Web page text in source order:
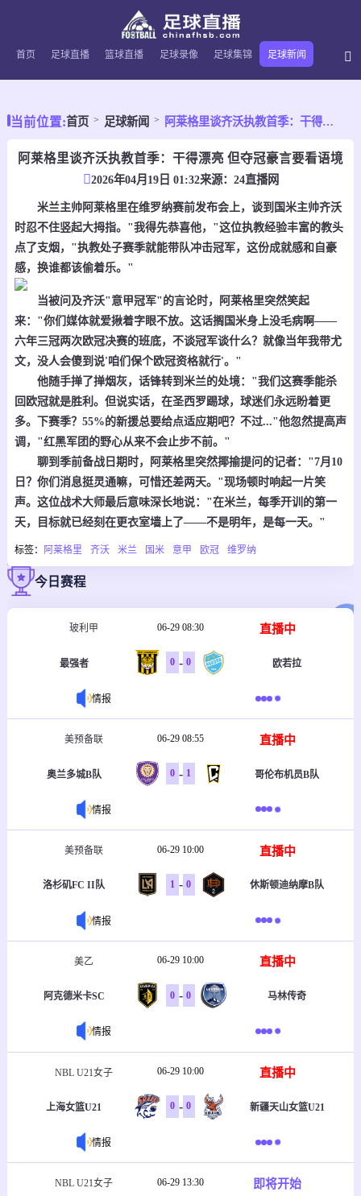
首页 足球直播 篮球直播 足球录像 足球集锦 足球新闻
当前位置:首页 足球新闻 阿莱格里谈齐沃执教首季：干得漂亮 但夺冠豪言要看语境
阿莱格里谈齐沃执教首季：干得漂亮 但夺冠豪言要看语境
2026年04月19日 01:32来源： 24直播网
米兰主帅阿莱格里在维罗纳赛前发布会上，谈到国米主帅齐沃
时忍不住竖起大拇指。"我得先恭喜他，"这位执教经验丰富的教头
点了支烟，"执教处子赛季就能带队冲击冠军，这份成就感和自豪
感，换谁都该偷着乐。"
当被问及齐沃"意甲冠军"的言论时，阿莱格里突然笑起
来："你们媒体就爱揪着字眼不放。这话搁国米身上没毛病啊——
六年三冠两次欧冠决赛的班底，不谈冠军谈什么？就像当年我带尤
文，没人会傻到说'咱们保个欧冠资格就行'。"
他随手掸了掸烟灰，话锋转到米兰的处境："我们这赛季能杀
回欧冠就是胜利。但说实话，在圣西罗踢球，球迷们永远盼着更
多。下赛季？55%的新援总要给点适应期吧？不过..."他忽然提高声
调，"红黑军团的野心从来不会止步不前。"
聊到季前备战日期时，阿莱格里突然揶揄提问的记者："7月10
日？你们消息挺灵通嘛，可惜还差两天。"现场顿时响起一片笑
声。这位战术大师最后意味深长地说："在米兰，每季开训的第一
天，目标就已经刻在更衣室墙上了——不是明年，是每一天。"
标签： 阿莱格里 齐沃 米兰 国米 意甲 欧冠 维罗纳
今日赛程
玻利甲 06-29 08:30 直播中
最强者 0 - 0 欧若拉
情报
美预备联 06-29 08:55 直播中
奥兰多城B队 0 - 1 哥伦布机员B队
情报
美预备联 06-29 10:00 直播中
洛杉矶FC II队 1 - 0 休斯顿迪纳摩B队
情报
美乙 06-29 10:00 直播中
阿克德米卡SC 0 - 0 马林传奇
情报
NBL U21女子 06-29 10:00 直播中
上海女篮U21 0 - 0 新疆天山女篮U21
情报
NBL U21女子 06-29 13:30 即将开始